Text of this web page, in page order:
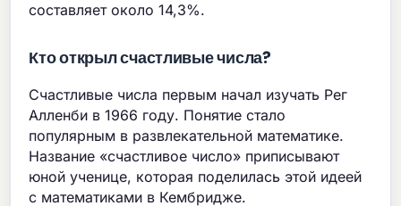
составляет около 14,3%.
Кто открыл счастливые числа?
Счастливые числа первым начал изучать Рег
Алленби в 1966 году. Понятие стало
популярным в развлекательной математике.
Название «счастливое число» приписывают
юной ученице, которая поделилась этой идеей
с математиками в Кембридже.